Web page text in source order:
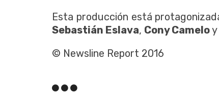
Esta producción está
Sebastián Eslava, Cony Cameloy
© Newsline Report 2016